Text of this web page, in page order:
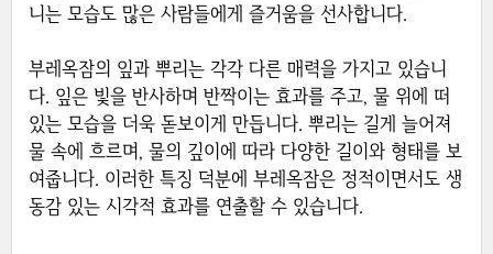
니는 모습도 많은 사람들에게 즐거움을 선사합니다.
부레옥잠의 잎과 뿌리는 각각 다른 매력을 가지고 있습니
다. 잎은 빛을 반사하며 반짝이는 효과를 주고, 물 위에 떠
있는 모습을 더욱 돋보이게 만듭니다. 뿌리는 길게 늘어져
물 속에 흐르며, 물의 깊이에 따라 다양한 길이와 형태를 보
여줍니다. 이러한 특징 덕분에 부레옥잠은 정적이면서도 생
동감 있는 시각적 효과를 연출할 수 있습니다.